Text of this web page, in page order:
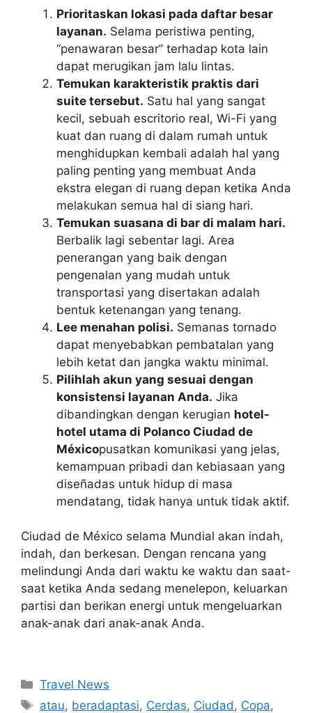
Prioritaskan lokasi pada daftar besar
layanan. Selama peristiwa penting,
“penawaran besar” terhadap kota lain
dapat merugikan jam lalu lintas.
Temukan karakteristik praktis dari
suite tersebut. Satu hal yang sangat
kecil, sebuah escritorio real, Wi-Fi yang
kuat dan ruang di dalam rumah untuk
menghidupkan kembali adalah hal yang
paling penting yang membuat Anda
ekstra elegan di ruang depan ketika Anda
melakukan semua hal di siang hari.
Temukan suasana di bar di malam hari.
Berbalik lagi sebentar lagi. Area
penerangan yang baik dengan
pengenalan yang mudah untuk
transportasi yang disertakan adalah
bentuk ketenangan yang tenang.
Lee menahan polisi. Semanas tornado
dapat menyebabkan pembatalan yang
lebih ketat dan jangka waktu minimal.
Pilihlah akun yang sesuai dengan
konsistensi layanan Anda. Jika
dibandingkan dengan kerugian hotel-
hotel utama di Polanco Ciudad de
Méxicopusatkan komunikasi yang jelas,
kemampuan pribadi dan kebiasaan yang
diseñadas untuk hidup di masa
mendatang, tidak hanya untuk tidak aktif.
Ciudad de México selama Mundial akan indah,
indah, dan berkesan. Dengan rencana yang
melindungi Anda dari waktu ke waktu dan saat-
saat ketika Anda sedang menelepon, keluarkan
partisi dan berikan energi untuk mengeluarkan
anak-anak dari anak-anak Anda.
pos
Categories
Travel News
Tags
atau, beradaptasi, Cerdas, Ciudad , Copa,